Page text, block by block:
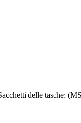
delle tasche: